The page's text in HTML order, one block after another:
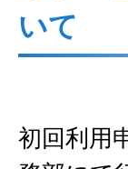
いて
初回利用